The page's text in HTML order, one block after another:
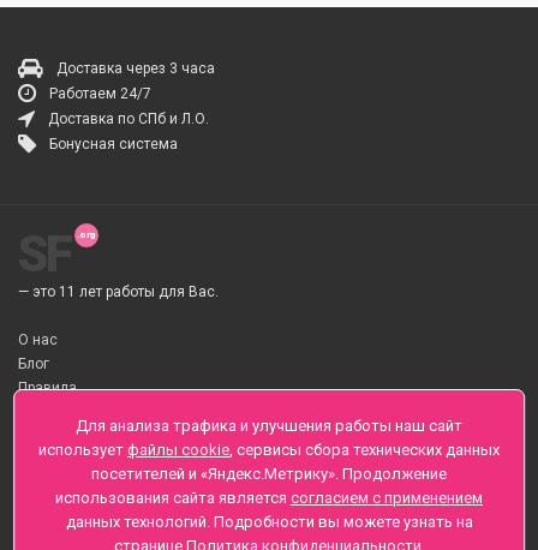
Доставка через 3 часа
Работаем 24/7
Доставка по СПб и Л.О.
Бонусная система
— это 11 лет работы для Вас.
О нас
Блог
Правила
О Доставке цветов
Оплата
Телеграмм
Санкт-Петербург ул. Заозерная д.6 , Лиговский пр., 65
+7 (812) 425-01-16
Для анализа трафика и улучшения работы наш сайт
использует файлы cookie, сервисы сбора технических данных
посетителей и «Яндекс.Метрику». Продолжение
использования сайта является согласием с применением
данных технологий. Подробности вы можете узнать на
странице Политика конфиденциальности